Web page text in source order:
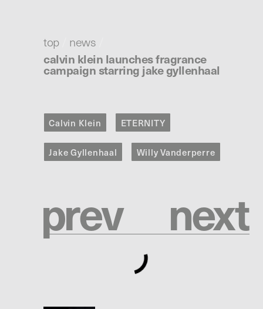
top/ news
calvin klein launches fragrance
campaign starring jake gyllenhaal
Calvin Klein ETERNITY
Jake Gyllenhaal Willy Vanderperre
prev next